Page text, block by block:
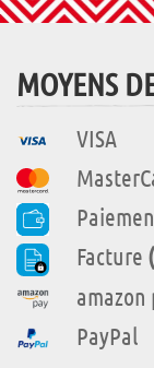
MOYENS
VISA
Facture
amazon
PayPal